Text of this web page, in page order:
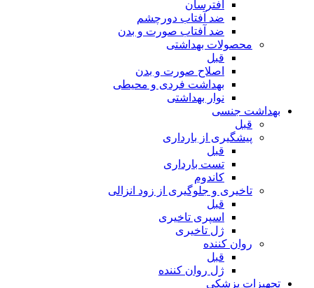
افترسان
ضد آفتاب دورچشم
ضد آفتاب صورت و بدن
محصولات بهداشتی
قبل
اصلاح صورت و بدن
بهداشت فردی و محیطی
نوار بهداشتی
بهداشت جنسی
قبل
پیشگیری از بارداری
قبل
تست بارداری
کاندوم
تاخیری و جلوگیری از زود انزالی
قبل
اسپری تاخیری
ژل تاخیری
روان کننده
قبل
ژل روان کننده
تجهیزات پزشکی